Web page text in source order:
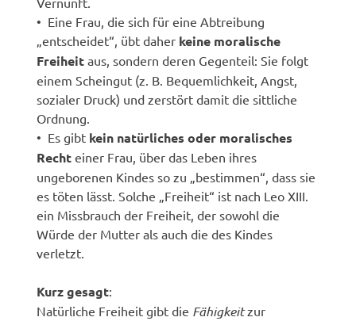
• Eine Frau, die sich für eine Abtreibung
„entscheidet“, übt daher keine moralische
Freiheit aus, sondern deren Gegenteil: Sie folgt
einem Scheingut (z. B. Bequemlichkeit, Angst,
sozialer Druck) und zerstört damit die sittliche
Ordnung.
• Es gibt kein natürliches oder moralisches
Recht einer Frau, über das Leben ihres
ungeborenen Kindes so zu „bestimmen“, dass sie
es töten lässt. Solche „Freiheit“ ist nach Leo XIII.
ein Missbrauch der Freiheit, der sowohl die
Würde der Mutter als auch die des Kindes
verletzt.
Kurz gesagt:
Natürliche Freiheit gibt die Fähigkeitzur